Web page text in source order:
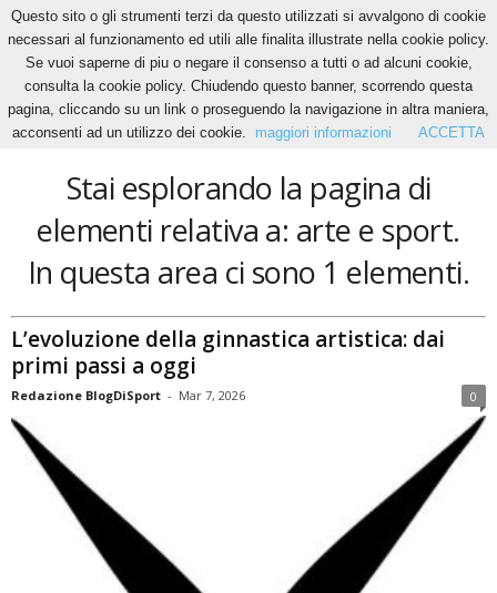
Home Tags Arte e sport
arte e sport
Stai esplorando la pagina di
elementi relativa a: arte e sport.
In questa area ci sono 1 elementi.
L’evoluzione della ginnastica artistica: dai
primi passi a oggi
Redazione BlogDiSport - Mar 7, 2026 0
Questo sito o gli strumenti terzi da questo utilizzati si avvalgono di cookie
necessari al funzionamento ed utili alle finalita illustrate nella cookie policy.
Se vuoi saperne di piu o negare il consenso a tutti o ad alcuni cookie,
consulta la cookie policy. Chiudendo questo banner, scorrendo questa
pagina, cliccando su un link o proseguendo la navigazione in altra maniera,
acconsenti ad un utilizzo dei cookie.
maggiori informazioni ACCETTA